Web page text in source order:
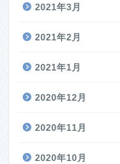
2021年3月
2021年2月
2021年1月
2020年12月
2020年11月
2020年10月